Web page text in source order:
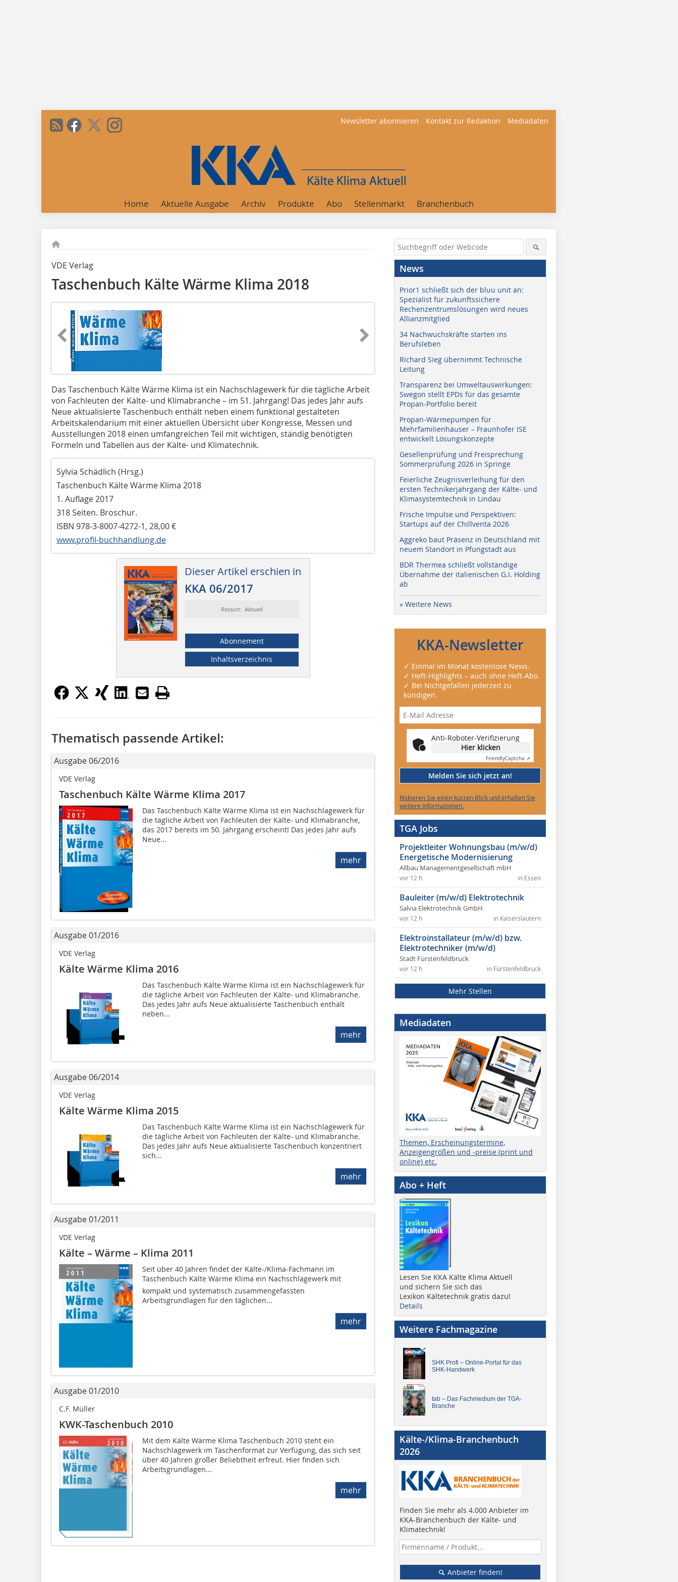
Newsletter abonnieren Kontakt zur Redaktion Mediadaten
Home Aktuelle Ausgabe Archiv Produkte Abo Stellenmarkt Branchenbuch
VDE Verlag
Taschenbuch Kälte Wärme Klima 2018
Das Taschenbuch Kälte Wärme Klima ist ein Nachschlagewerk für die tägliche Arbeit
von Fachleuten der Kälte- und Klimabranche – im 51. Jahrgang! Das jedes Jahr aufs
Neue aktualisierte Taschenbuch enthält neben einem funktional gestalteten
Arbeitskalendarium mit einer aktuellen Übersicht über Kongresse, Messen und
Ausstellungen 2018 einen umfangreichen Teil mit wichtigen, ständig benötigten
Formeln und Tabellen aus der Kälte- und Klimatechnik.
Sylvia Schädlich (Hrsg.)
Taschenbuch Kälte Wärme Klima 2018
1. Auflage 2017
318 Seiten. Broschur.
ISBN 978-3-8007-4272-1, 28,00 €
www.profil-buchhandlung.de
Dieser Artikel erschien in
KKA 06/2017
Ressort: Aktuell
Abonnement
Inhaltsverzeichnis
Thematisch passende Artikel:
Ausgabe 06/2016
VDE Verlag
Taschenbuch Kälte Wärme Klima 2017
Das Taschenbuch Kälte Wärme Klima ist ein Nachschlagewerk für
die tägliche Arbeit von Fachleuten der Kälte- und Klimabranche,
das 2017 bereits im 50. Jahrgang erscheint! Das jedes Jahr aufs
Neue...
mehr
Ausgabe 01/2016
VDE Verlag
Kälte Wärme Klima 2016
Das Taschenbuch Kälte Wärme Klima ist ein Nachschlagewerk für
die tägliche Arbeit von Fachleuten der Kälte- und Klimabranche.
Das jedes Jahr aufs Neue aktualisierte Taschenbuch enthält
neben...
mehr
Ausgabe 06/2014
VDE Verlag
Kälte Wärme Klima 2015
Das Taschenbuch Kälte Wärme Klima ist ein Nachschlagewerk für
die tägliche Arbeit von Fachleuten der Kälte- und Klimabranche.
Das jedes Jahr aufs Neue aktualisierte Taschenbuch konzentriert
sich...
mehr
Ausgabe 01/2011
VDE Verlag
Kälte – Wärme – Klima 2011
Seit über 40 Jahren findet der Kälte-/Klima-Fachmann im
Taschenbuch Kälte Wärme Klima ein Nachschlagewerk mit
kompakt und systematisch zusammengefassten
Arbeitsgrundlagen für den täglichen...
mehr
Ausgabe 01/2010
C.F. Müller
KWK-Taschenbuch 2010
Mit dem Kälte Wärme Klima Taschenbuch 2010 steht ein
Nachschlagewerk im Taschenformat zur Verfügung, das sich seit
über 40 Jahren großer Beliebtheit erfreut. Hier finden sich
Arbeitsgrundlagen...
mehr
News
Prior1 schließt sich der bluu unit an:
Spezialist für zukunftssichere
Rechenzentrumslösungen wird neues
Allianzmitglied
34 Nachwuchskräfte starten ins
Berufsleben
Richard Sieg übernimmt Technische
Leitung
Transparenz bei Umweltauswirkungen:
Swegon stellt EPDs für das gesamte
Propan-Portfolio bereit
Propan-Wärmepumpen für
Mehrfamilienhäuser – Fraunhofer ISE
entwickelt Lösungskonzepte
Gesellenprüfung und Freisprechung
Sommerprüfung 2026 in Springe
Feierliche Zeugnisverleihung für den
ersten Technikerjahrgang der Kälte- und
Klimasystemtechnik in Lindau
Frische Impulse und Perspektiven:
Startups auf der Chillventa 2026
Aggreko baut Präsenz in Deutschland mit
neuem Standort in Pfungstadt aus
BDR Thermea schließt vollständige
Übernahme der italienischen G.I. Holding
ab
» Weitere News
KKA-Newsletter
✓ Einmal im Monat kostenlose News.
✓ Heft-Highlights – auch ohne Heft-Abo.
✓ Bei Nichtgefallen jederzeit zu
kündigen.
Anti-Roboter-Verifizierung
Hier klicken
FriendlyCaptcha ⇗
Melden Sie sich jetzt an!
Riskieren Sie einen kurzen Blick und erhalten Sie
weitere Informationen.
TGA Jobs
Projektleiter Wohnungsbau (m/w/d)
Energetische Modernisierung
Allbau Managementgesellschaft mbH
in Essen
vor 12 h
Bauleiter (m/w/d) Elektrotechnik
Salvia Elektrotechnik GmbH
in Kaiserslautern
vor 12 h
Elektroinstallateur (m/w/d) bzw.
Elektrotechniker (m/w/d)
Stadt Fürstenfeldbruck
in Fürstenfeldbruck
vor 12 h
Mehr Stellen
Mediadaten
Themen, Erscheinungstermine,
Anzeigengrößen und -preise (print und
online) etc.
Abo + Heft
Lesen Sie KKA Kälte Klima Aktuell
und sichern Sie sich das
Lexikon Kältetechnik gratis dazu!
Details
Weitere Fachmagazine
SHK Profi – Online-Portal für das
SHK-Handwerk
tab – Das Fachmedium der TGA-
Branche
Kälte-/Klima-Branchenbuch
2026
Finden Sie mehr als 4.000 Anbieter im
KKA-Branchenbuch der Kälte- und
Klimatechnik!
Anbieter finden!